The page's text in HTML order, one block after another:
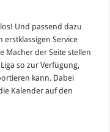
2013:
Und passend dazu
Service
der Seite stellen
so zur Verfügung,
kann. Dabei
Kalender auf den